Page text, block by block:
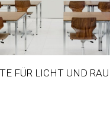
FÜR LICHT UND